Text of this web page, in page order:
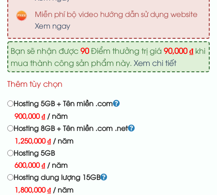
Miễn phí bộ video hướng dẫn sử dụng website
Xem ngay
Bạn sẽ nhận được90Điểm thưởng trị giá 90,000₫khi
mua thành công sản phẩm này. Xem chi tiết
Thêm tùy chọn
Hosting 5GB + Tên miền .com
900,000₫ / năm
Hosting 8GB + Tên miền .com .net
1,250,000₫ / năm
Hosting 5GB
600,000₫ / năm
Hosting dung lượng 15GB
1,800,000₫ / năm